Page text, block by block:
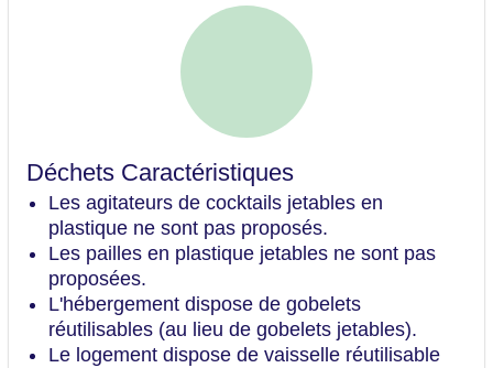
Déchets Caractéristiques
Les agitateurs de cocktails jetables en
plastique ne sont pas proposés.
Les pailles en plastique jetables ne sont pas
proposées.
L'hébergement dispose de gobelets
réutilisables (au lieu de gobelets jetables).
Le logement dispose de vaisselle réutilisable